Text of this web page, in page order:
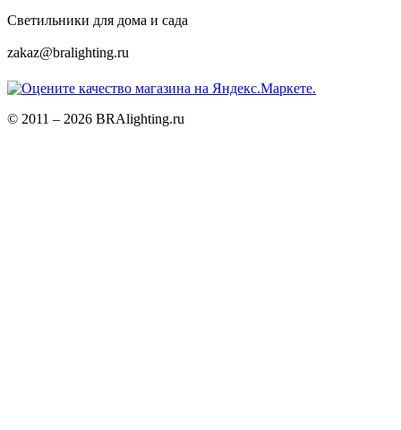
Светильники для дома и сада
zakaz@bralighting.ru
© 2011 – 2026 BRAlighting.ru